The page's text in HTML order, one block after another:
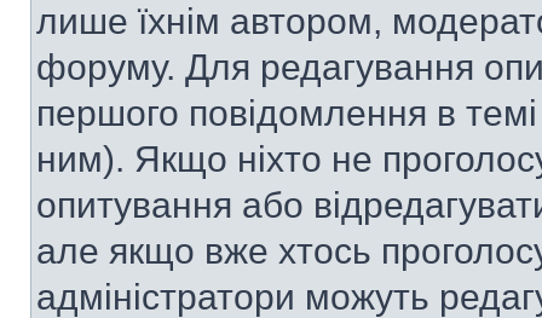
лише їхнім автором,
форуму. Для редагування
першого повідомлення в
ним). Якщо ніхто не
опитування або
але якщо вже хтось
адміністратори можуть